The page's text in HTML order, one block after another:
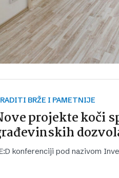
GRADITI BRŽE I PAMETNIJE
projekte koči
konferenciji pod nazivom